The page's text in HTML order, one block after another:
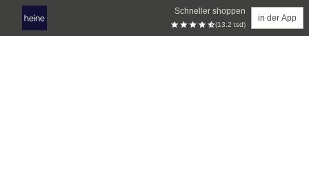
Schneller shoppen
(13.2 tsd)
in der App